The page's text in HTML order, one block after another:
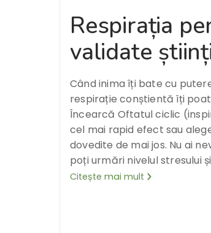
Respirația
validate
Când inima îți bate cu
respirație conștientă îți
Încearcă Oftatul ciclic
cel mai rapid efect sau
dovedite de mai jos. Nu ai
poți urmări nivelul stresului
Citește mai mult